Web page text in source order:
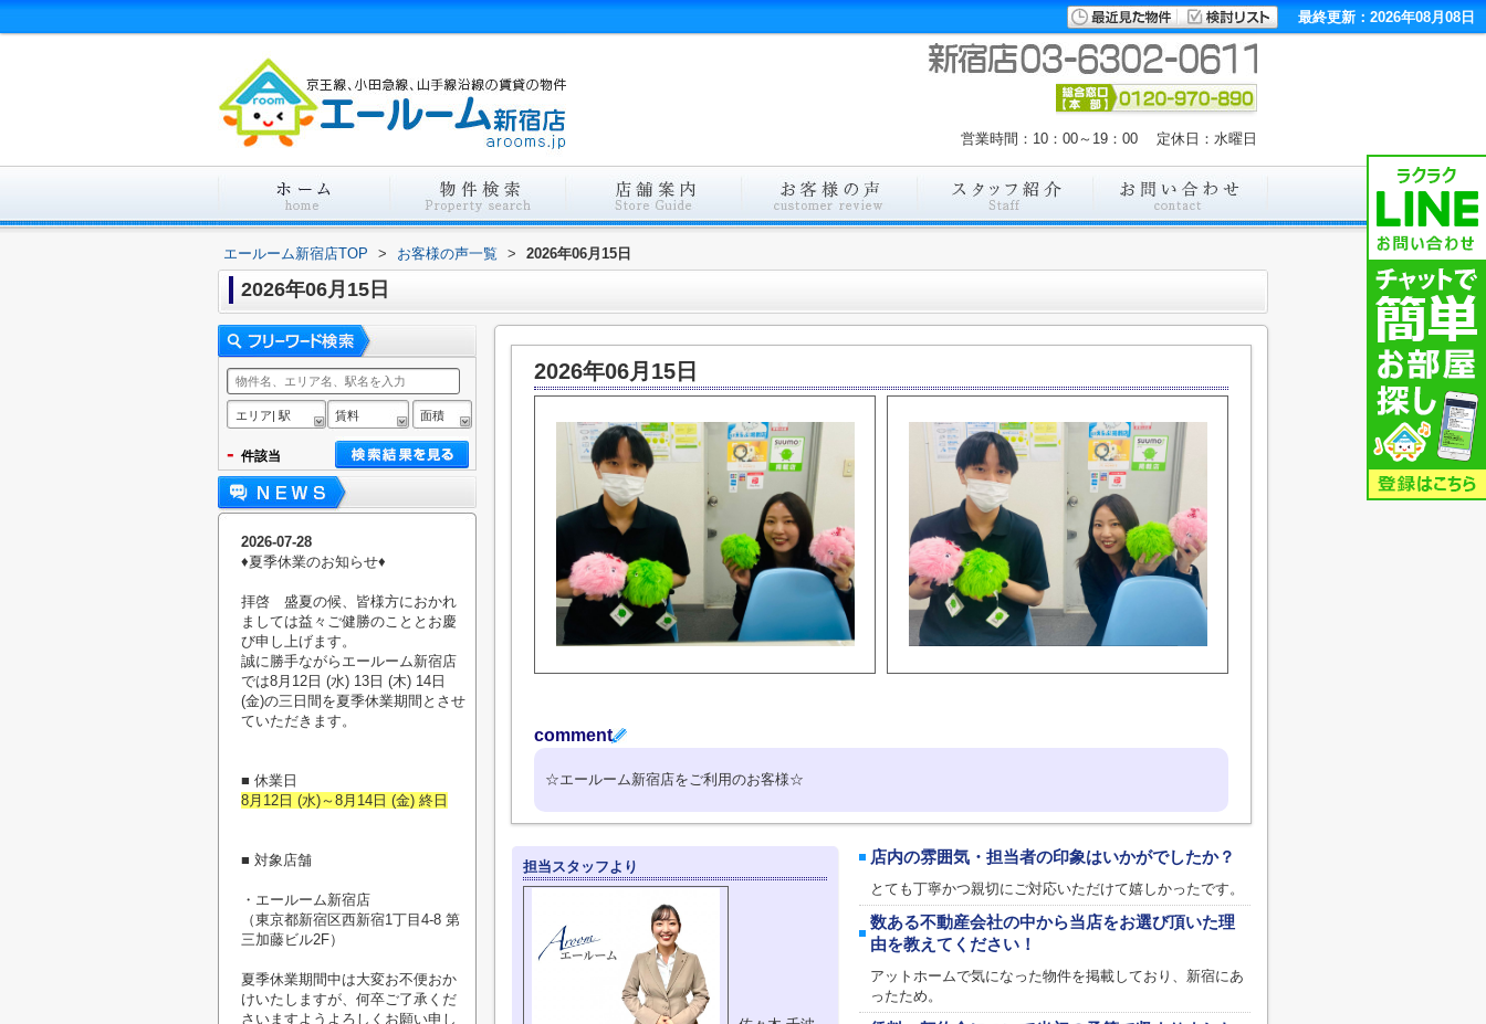
最終更新：2026年08月08日
営業時間：10：00～19：00 定休日：水曜日
エールーム新宿店TOP > お客様の声一覧 > 2026年06月15日
2026年06月15日
2026年06月15日
comment
☆エールーム新宿店をご利用のお客様☆
担当スタッフより
店内の雰囲気・担当者の印象はいかがでしたか？
とても丁寧かつ親切にご対応いただけて嬉しかったです。
数ある不動産会社の中から当店をお選び頂いた理
由を教えてください！
アットホームで気になった物件を掲載しており、新宿にあ
ったため。
エリア| 駅 賃料 面積
- 件該当
2026-07-28
♦︎夏季休業のお知らせ♦︎
拝啓 盛夏の候、皆様方におかれ
ましては益々ご健勝のこととお慶
び申し上げます。
誠に勝手ながらエールーム新宿店
では8月12日 (水) 13日 (木) 14日
(金)の三日間を夏季休業期間とさせ
ていただきます。
■ 休業日
8月12日 (水)～8月14日 (金) 終日
■ 対象店舗
・エールーム新宿店
（東京都新宿区西新宿1丁目4-8 第
三加藤ビル2F）
夏季休業期間中は大変お不便おか
けいたしますが、何卒ご了承くだ
さいますようよろしくお願い申し